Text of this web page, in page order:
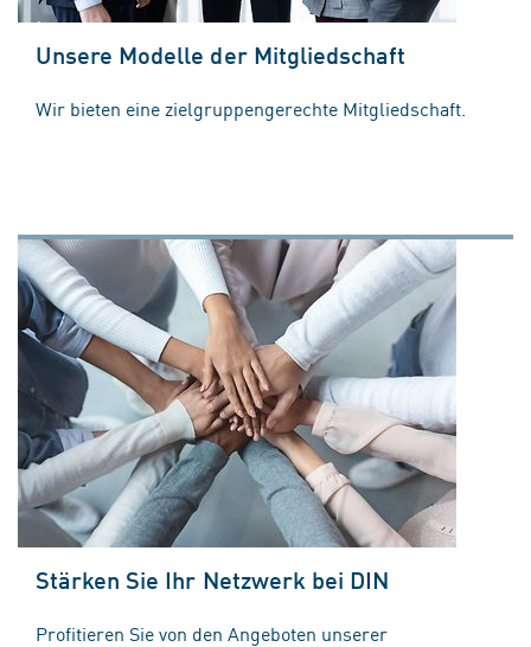
Unsere Modelle der Mitgliedschaft
Wir bieten eine zielgruppengerechte Mitgliedschaft.
Stärken Sie Ihr Netzwerk bei DIN
Profitieren Sie von den Angeboten unserer